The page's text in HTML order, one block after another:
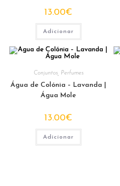
13.00€
Adicionar
Conjuntos, Perfumes
Água de Colónia – Lavanda |
Água Mole
13.00€
Adicionar